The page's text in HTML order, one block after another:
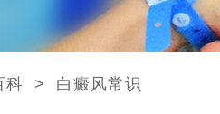
科 > 白癜风常识